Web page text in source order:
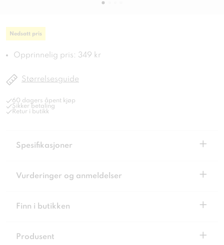
Nedsatt pris
Opprinnelig pris: 349 kr
Størrelsesguide
60 dagers åpent kjøp
Sikker betaling
Retur i butikk
Spesifikasjoner +
Vurderinger og anmeldelser +
Finn i butikken +
Produsent +